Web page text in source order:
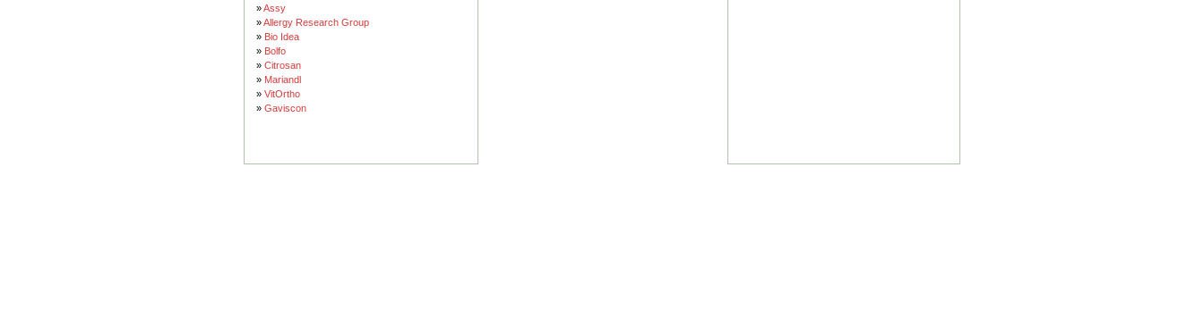
»Assy
»Allergy Research Group
» Bio Idea
» Bolfo
» Citrosan
» Mariandl
» VitOrtho
» Gaviscon